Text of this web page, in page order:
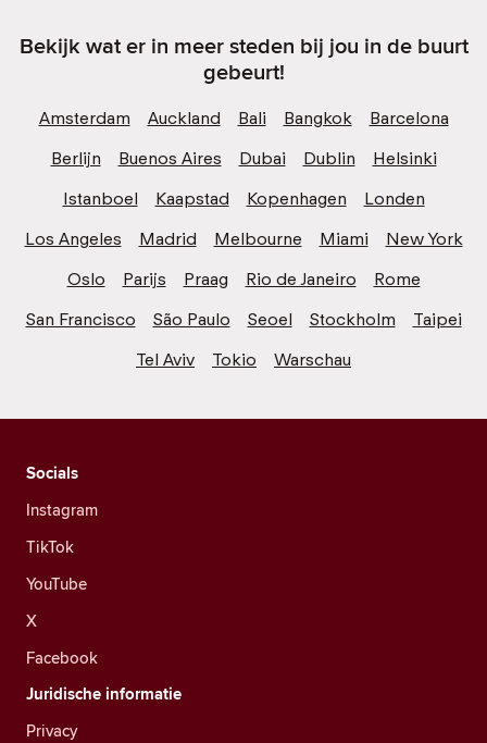
Bekijk wat er in meer steden bij jou in de buurt
gebeurt!
Amsterdam Auckland Bali Bangkok
Barcelona
Berlijn
Buenos Aires Dubai Dublin
Helsinki
Istanboel
Kaapstad Kopenhagen
Londen
Los Angeles
Madrid Melbourne Miami
New York
Oslo
Parijs Praag Rio de Janeiro
Rome
San Francisco
São Paulo Seoel Stockholm
Taipei
Tel Aviv
Tokio Warschau
Socials
Instagram
TikTok
YouTube
X
Facebook
Juridische informatie
Privacy